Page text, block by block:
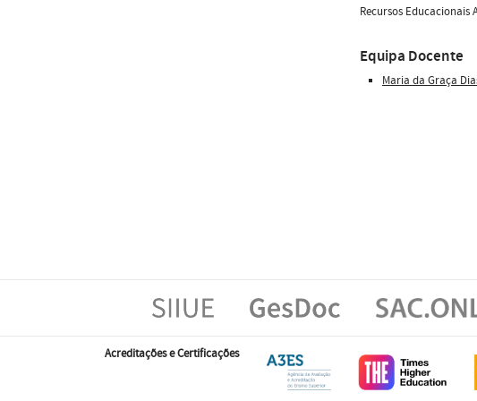
Recursos
Equipa Docente
Maria da Graça
Acreditações e Certificações